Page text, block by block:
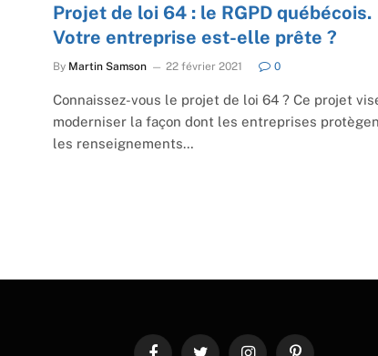
Projet de loi 64 : le RGPD québécois.
Votre entreprise est-elle prête ?
By Martin Samson 22 février 2021 0
Connaissez-vous le projet de loi 64 ? Ce projet
moderniser la façon dont les entreprises
les renseignements…